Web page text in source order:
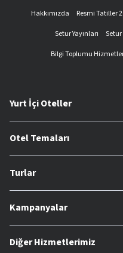
Hakkımızda Resmi Tatiller
Setur Yayınları
Bilgi Toplumu
Yurt İçi Oteller
Otel Temaları
Turlar
Kampanyalar
Diğer Hizmetlerimiz